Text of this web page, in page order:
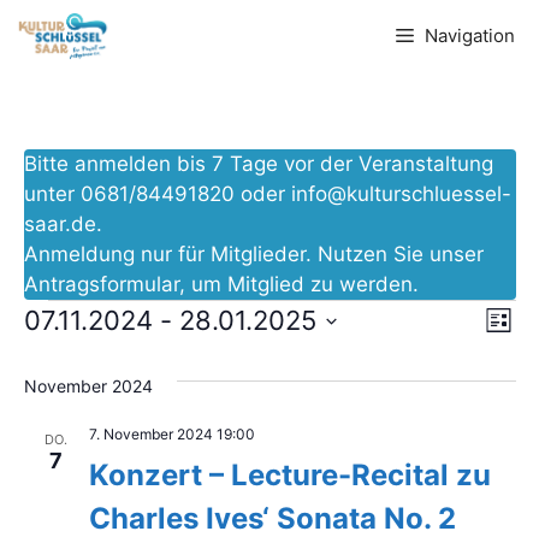
Inhalt
Navigation
Bitte anmelden bis 7 Tage vor der Veranstaltung
unter 0681/84491820 oder info@kulturschluessel-
saar.de.
Anmeldung nur für Mitglieder. Nutzen Sie unser
Antragsformular, um Mitglied zu werden.
Veranstaltungen
A
n
i
V
L
s
07.11.2024 - 28.01.2025
a
November 2024
DO.
7
Konzert – Lecture-Recital zu
Charles Ives‘ Sonata No. 2
7. November 2024 19:00